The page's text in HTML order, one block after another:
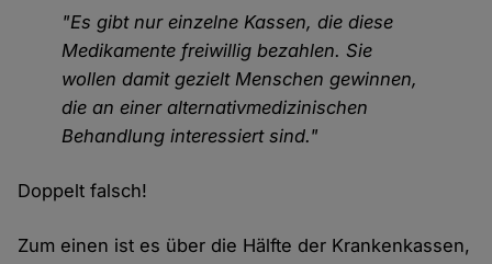
"Es gibt nur einzelne Kassen, die diese
Medikamente freiwillig bezahlen. Sie
wollen damit gezielt Menschen gewinnen,
die an einer alternativmedizinischen
Behandlung interessiert sind."
Doppelt falsch!
Zum einen ist es über die Hälfte der Krankenkassen,